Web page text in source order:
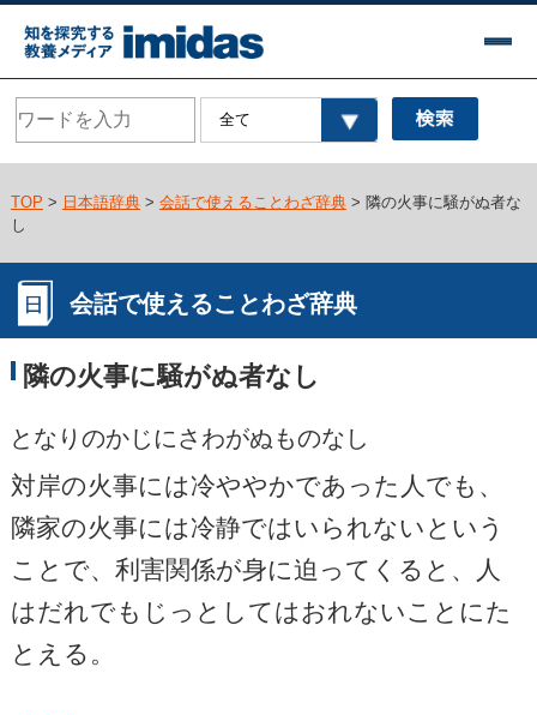
TOP > 日本語辞典> 会話で使えることわざ辞典> 隣の火事に騒がぬ者な
し
会話で使えることわざ辞典
隣の火事に騒がぬ者なし
となりのかじにさわがぬものなし
対岸の火事には冷ややかであった人でも、
隣家の火事には冷静ではいられないという
ことで、利害関係が身に迫ってくると、人
はだれでもじっとしてはおれないことにた
とえる。